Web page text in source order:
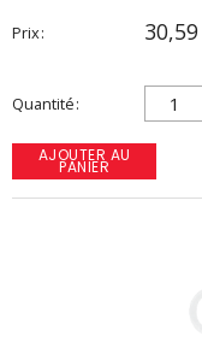
Prix 30,59
Quantité
AJOUTER AU
PANIER